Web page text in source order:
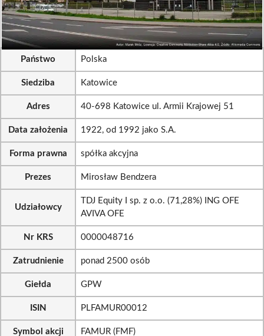
Państwo Polska
Siedziba Katowice
Adres 40-698 Katowice ul. Armii Krajowej 51
Data założenia 1922, od 1992 jako S.A.
Forma prawna spółka akcyjna
Prezes Mirosław Bendzera
Udziałowcy
TDJ Equity I sp. z o.o. (71,28%) ING OFE
AVIVA OFE
Nr KRS 0000048716
Zatrudnienie ponad 2500 osób
Giełda GPW
ISIN PLFAMUR00012
Symbol akcji FAMUR (FMF)